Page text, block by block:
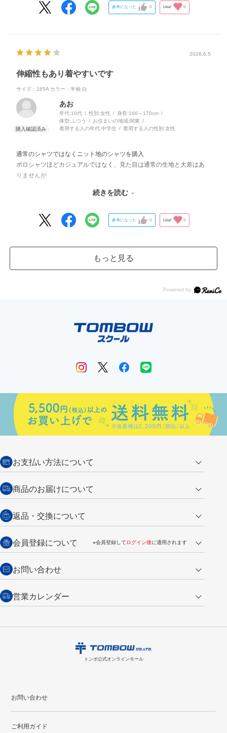
参考になった 0 Like! 0
2026.6.5
伸縮性もあり着やすいです
サイズ：165A カラー：半袖 白
あお
年代:10代 性別:女性 身長:166～170cm
体型: ふつう お住まいの地域:関東
着用する人の年代:中学生 着用する人の性別:女性
通常のシャツではなくニット地のシャツを購入
ポロシャツほどカジュアルではなく、見た目は通常の生地と大差はあ
りませんが
続きを読む
参考になった 0 Like! 0
もっと見る
お支払い方法について
クレジットカード
代金引換
銀行振込【前払い】
商品のお届けについて
営業日午前11時までの決済完了の
ご注文は翌営業日の発送
詳しくはご利用ガイドをご覧ください。
返品・交換について
返品の場合
商品到着後7日以内・未使用品に限り返品を承ります。問い合わせフォーム
からご連絡ください。詳しくは
い。
商品到着後7日以内に限り交換を承ります。
からご連絡
会員登録について ※会員登録してログイン後に適用されます
・新規ご入会で
・税込み2,200円以上のお買い上げで
・次回のお買い物に使えるポイントがお買い上げごとに
ント付与されます。
会員登録はこちら
お問い合わせ
トンボ製品・サービスに関する
お問い合わせ
購入・返品に関するお問い合わせ
営業カレンダー
16
17 18 19 20 21
22
23
24
20
21
トンボ公式オンラインモール
お問い合わせ
ご利用ガイド